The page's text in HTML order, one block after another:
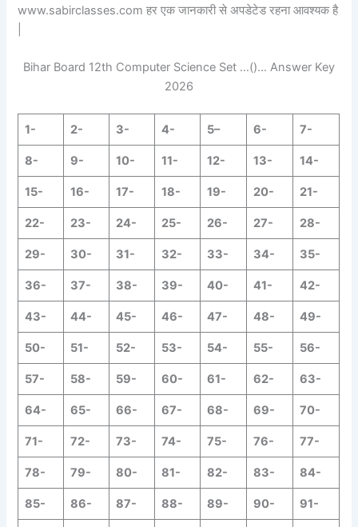
www.sabirclasses.com हर एक जानकारी से अपडेटेड रहना आवश्यक है
Bihar Board 12th Computer Science Set …()… Answer Key
2026
1- 2- 3- 4- 5– 6- 7-
8- 9- 10- 11- 12- 13- 14-
15- 16- 17- 18- 19- 20- 21-
22- 23- 24- 25- 26- 27- 28-
29- 30- 31- 32- 33- 34- 35-
36- 37- 38- 39- 40- 41- 42-
43- 44- 45- 46- 47- 48- 49-
50- 51- 52- 53- 54- 55- 56-
57- 58- 59- 60- 61- 62- 63-
64- 65- 66- 67- 68- 69- 70-
71- 72- 73- 74- 75- 76- 77-
78- 79- 80- 81- 82- 83- 84-
85- 86- 87- 88- 89- 90- 91-